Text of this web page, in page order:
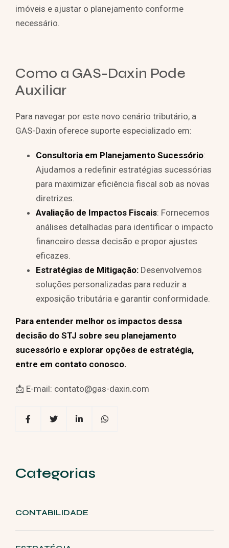
imóveis e ajustar o planejamento conforme
necessário.
Como a GAS-Daxin Pode
Auxiliar
Para navegar por este novo cenário tributário, a
GAS-Daxin oferece suporte especializado em:
Consultoria em Planejamento Sucessório:
Ajudamos a redefinir estratégias sucessórias
para maximizar eficiência fiscal sob as novas
diretrizes.
Avaliação de Impactos Fiscais: Fornecemos
análises detalhadas para identificar o impacto
financeiro dessa decisão e propor ajustes
eficazes.
Estratégias de Mitigação: Desenvolvemos
soluções personalizadas para reduzir a
exposição tributária e garantir conformidade.
Para entender melhor os impactos dessa
decisão do STJ sobre seu planejamento
sucessório e explorar opções de estratégia,
entre em contato conosco.
📩 E-mail: contato@gas-daxin.com
Categorias
CONTABILIDADE